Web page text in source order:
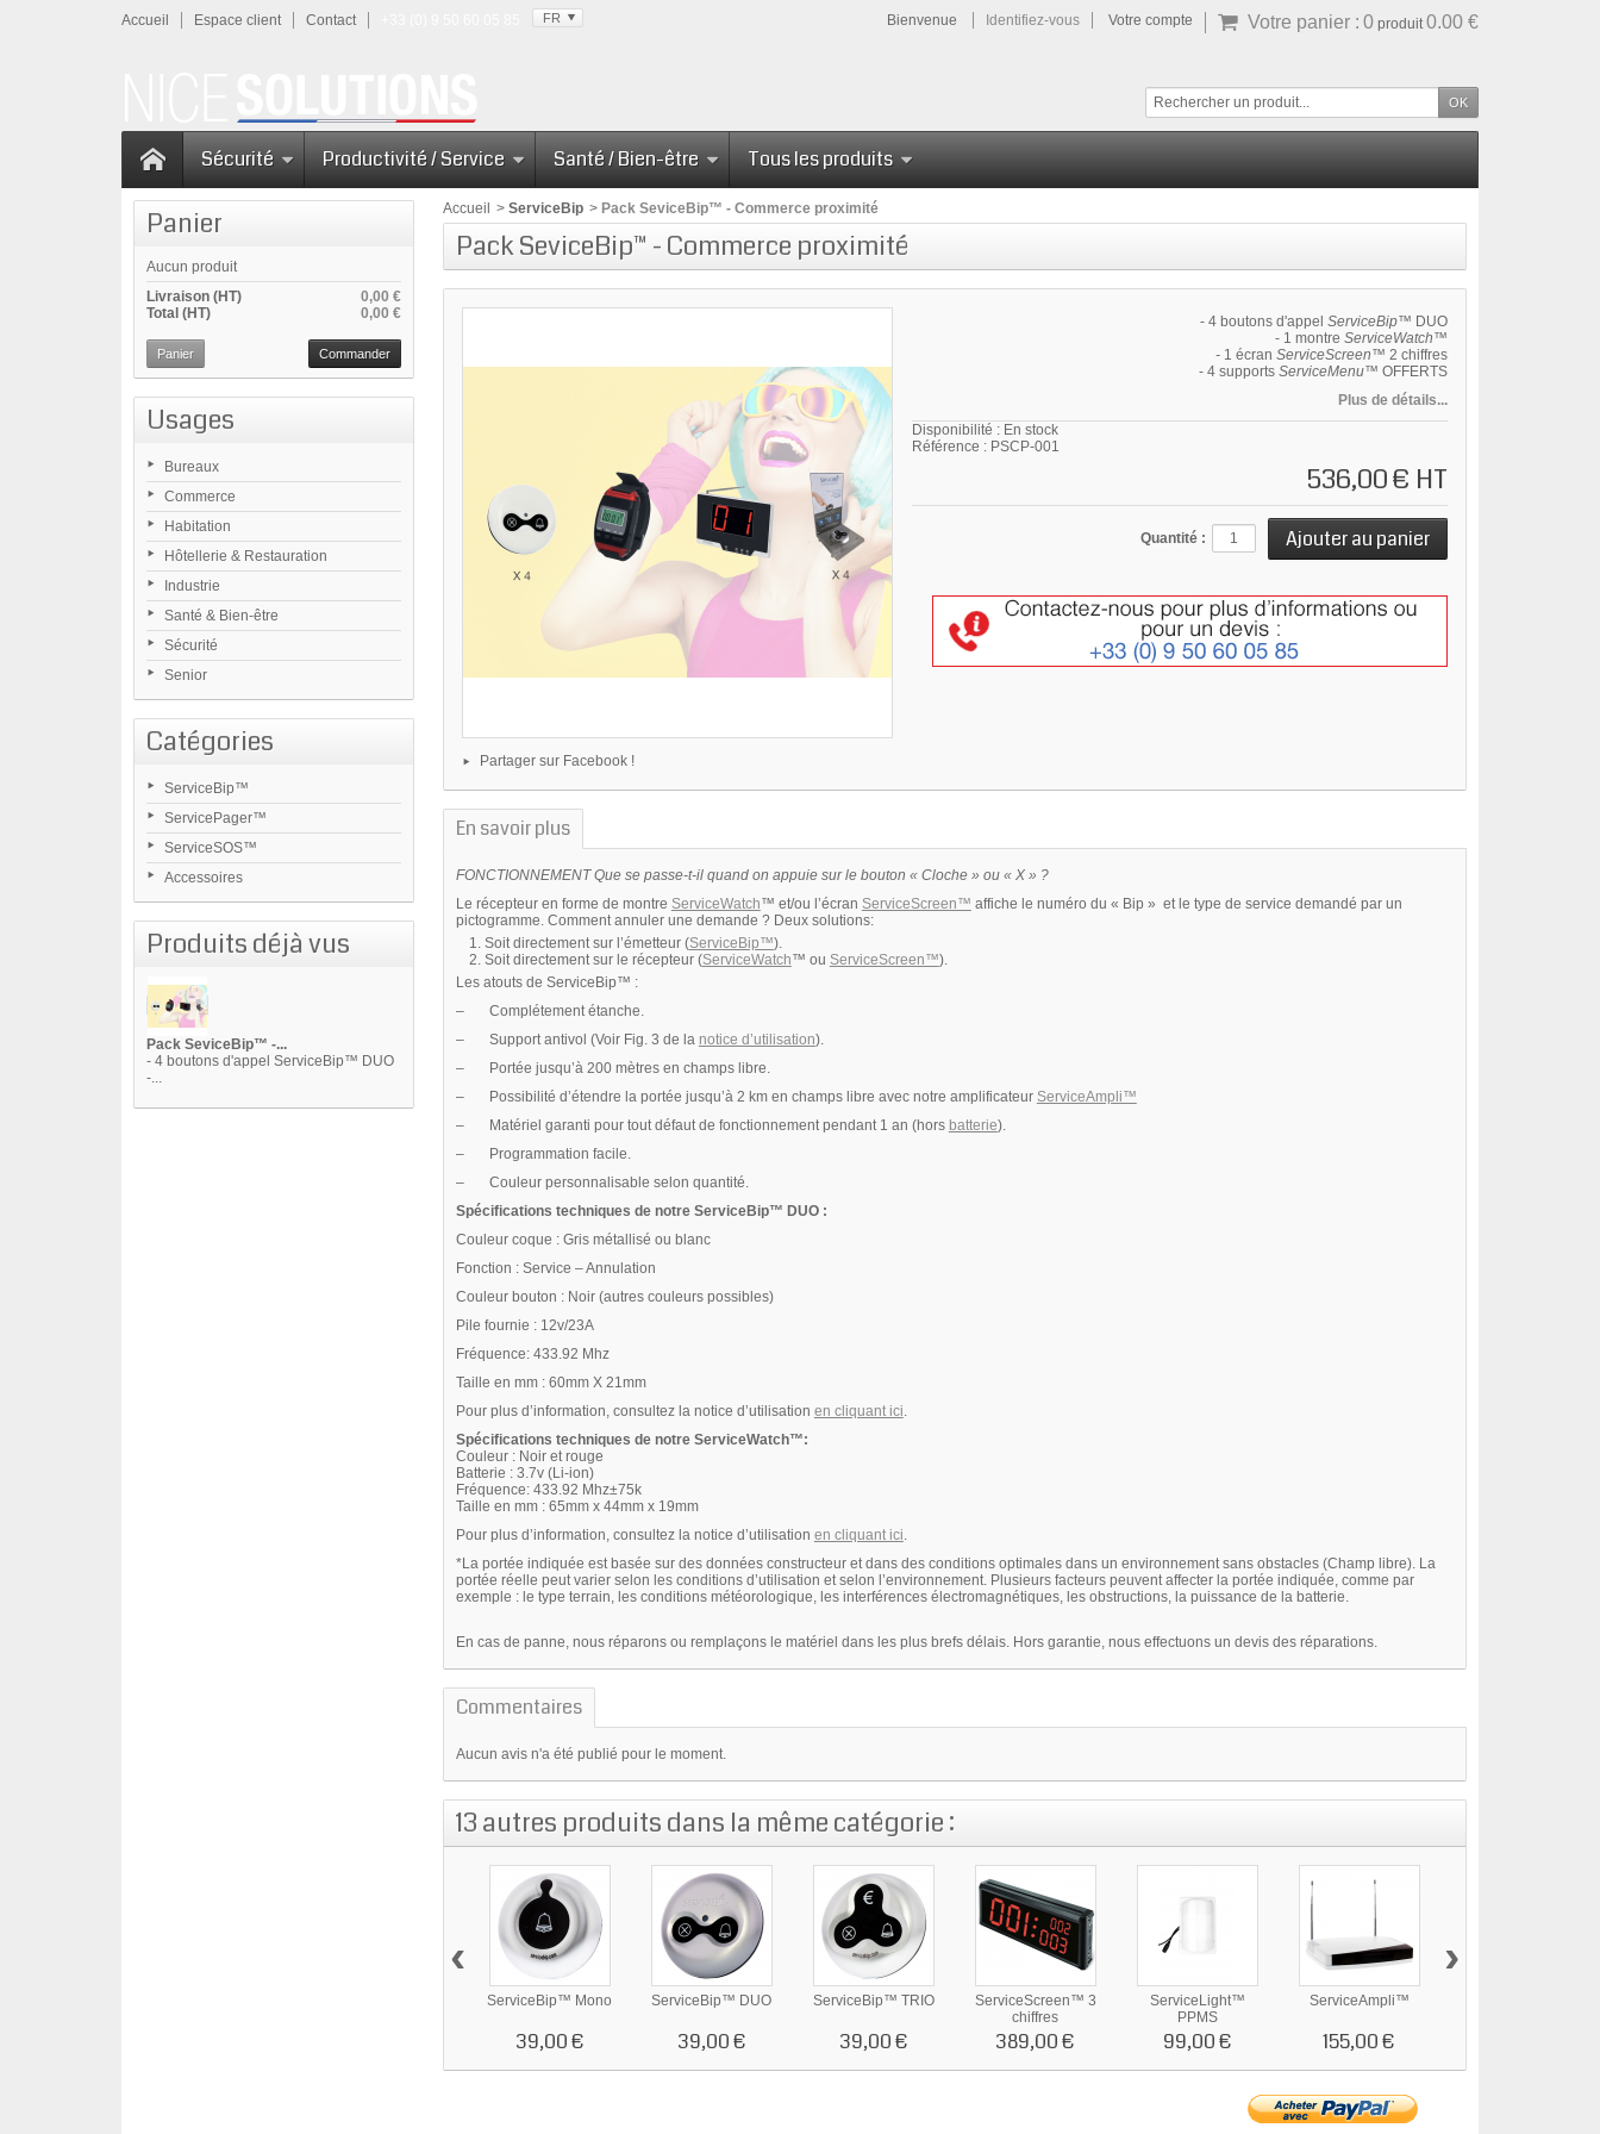
Accueil Espace client Contact FR Bienvenue Identifiez-vous Votre compte Votre panier : 0 produit0.00 €
Sécurité Productivité / Service Santé / Bien-être Tous les produits
Panier
Aucun produit
0,00 €
Livraison (HT)
0,00 €
Total (HT)
Panier Commander
Usages
Bureaux
Commerce
Habitation
Hôtellerie & Restauration
Industrie
Santé & Bien-être
Sécurité
Senior
Catégories
ServiceBip™
ServicePager™
ServiceSOS™
Accessoires
Produits déjà vus
Pack SeviceBip™ -...
- 4 boutons d'appel ServiceBip™ DUO
-...
Accueil > ServiceBip > Pack SeviceBip™ - Commerce proximité
Pack SeviceBip™ - Commerce proximité
Partager sur Facebook !
- 4 boutons d'appel ServiceBip™ DUO
- 1 montre ServiceWatch™
- 1 écran ServiceScreen™ 2 chiffres
- 4 supports ServiceMenu™ OFFERTS
Plus de détails...
Disponibilité : En stock
Référence : PSCP-001
536,00 € HT
Quantité :
En savoir plus
FONCTIONNEMENT Que se passe-t-il quand on appuie sur le bouton « Cloche » ou « X » ?
Le récepteur en forme de montre ServiceWatch™ et/ou l’écran ServiceScreen™ affiche le numéro du « Bip » et le type de service demandé par un
pictogramme. Comment annuler une demande ? Deux solutions:
Soit directement sur l’émetteur (ServiceBip™).
Soit directement sur le récepteur (ServiceWatch™ ou ServiceScreen™).
Les atouts de ServiceBip™ :
– Complétement étanche.
– Support antivol (Voir Fig. 3 de la notice d’utilisation).
– Portée jusqu’à 200 mètres en champs libre.
– Possibilité d’étendre la portée jusqu’à 2 km en champs libre avec notre amplificateur ServiceAmpli™
– Matériel garanti pour tout défaut de fonctionnement pendant 1 an (hors batterie).
– Programmation facile.
– Couleur personnalisable selon quantité.
Spécifications techniques de notre ServiceBip™ DUO :
Couleur coque : Gris métallisé ou blanc
Fonction : Service – Annulation
Couleur bouton : Noir (autres couleurs possibles)
Pile fournie : 12v/23A
Fréquence: 433.92 Mhz
Taille en mm : 60mm X 21mm
Pour plus d’information, consultez la notice d’utilisation en cliquant ici.
Spécifications techniques de notre ServiceWatch™:
Couleur : Noir et rouge
Batterie : 3.7v (Li-ion)
Fréquence: 433.92 Mhz±75k
Taille en mm : 65mm x 44mm x 19mm
Pour plus d’information, consultez la notice d’utilisation en cliquant ici.
*La portée indiquée est basée sur des données constructeur et dans des conditions optimales dans un environnement sans obstacles (Champ libre). La
portée réelle peut varier selon les conditions d’utilisation et selon l’environnement. Plusieurs facteurs peuvent affecter la portée indiquée, comme par
exemple : le type terrain, les conditions météorologique, les interférences électromagnétiques, les obstructions, la puissance de la batterie.
En cas de panne, nous réparons ou remplaçons le matériel dans les plus brefs délais. Hors garantie, nous effectuons un devis des réparations.
Commentaires
Aucun avis n'a été publié pour le moment.
13 autres produits dans la même catégorie :
ServiceBip™ Mono
39,00 €
ServiceBip™ DUO
39,00 €
ServiceBip™ TRIO
39,00 €
ServiceScreen™ 3
chiffres
389,00 €
ServiceLight™
PPMS
99,00 €
ServiceAmpli™
155,00 €
‹ ›